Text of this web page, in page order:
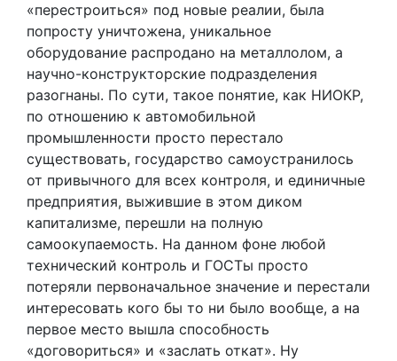
«перестроиться» под новые реалии, была
попросту уничтожена, уникальное
оборудование распродано на металлолом, а
научно-конструкторские подразделения
разогнаны. По сути, такое понятие, как НИОКР,
по отношению к автомобильной
промышленности просто перестало
существовать, государство самоустранилось
от привычного для всех контроля, и единичные
предприятия, выжившие в этом диком
капитализме, перешли на полную
самоокупаемость. На данном фоне любой
технический контроль и ГОСТы просто
потеряли первоначальное значение и перестали
интересовать кого бы то ни было вообще, а на
первое место вышла способность
«договориться» и «заслать откат». Ну